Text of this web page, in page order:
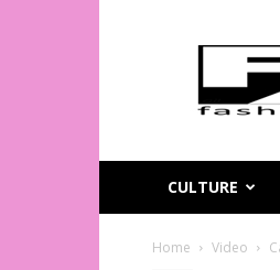
Magazine
moda
online
CULTURE
Home Video